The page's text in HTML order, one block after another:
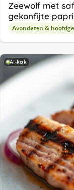
Zeewolf met
gekonfijte
Avondeten &
AI-kok